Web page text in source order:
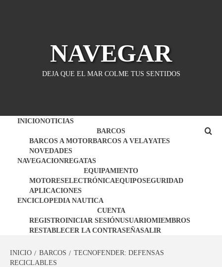
NAVEGAR
DEJA QUE EL MAR COLME TUS SENTIDOS
INICIONOTICIAS
BARCOS
BARCOS A MOTORBARCOS A VELAYATES
NOVEDADES
NAVEGACIONREGATAS
EQUIPAMIENTO
MOTORESELECTRÓNICAEQUIPOSEGURIDAD
APLICACIONES
ENCICLOPEDIA NAUTICA
CUENTA
REGISTROINICIAR SESIÓNUSUARIOMIEMBROS
RESTABLECER LA CONTRASEÑASALIR
INICIO BARCOS
TECNOFENDER: DEFENSAS
RECICLABLES